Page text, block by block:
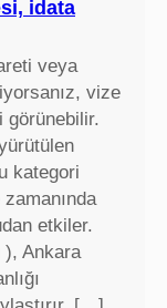
idata
veya
vize
görünebilir.
kategori
etkiler.
), Ankara